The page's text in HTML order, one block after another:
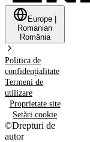
Europe
Romanian
România
Politica de
confidențialitate
Termeni de
utilizare
Proprietate site
Setări cookie
©Drepturi de
autor